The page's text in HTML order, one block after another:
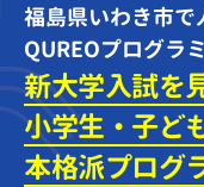
福島県いわき市で
QUREOプログラ
新大学入試を
小学生・子ど
本格派プログ